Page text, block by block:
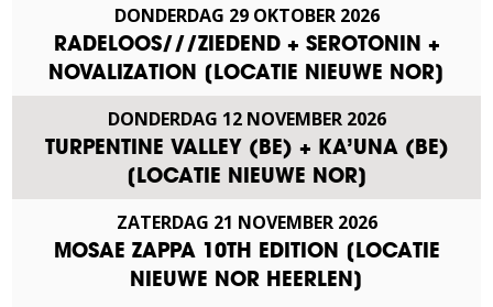
DONDERDAG 29 OKTOBER 2026
RADELOOS///ZIEDEND + SEROTONIN +
NOVALIZATION [LOCATIE NIEUWE NOR]
DONDERDAG 12 NOVEMBER 2026
TURPENTINE VALLEY (BE) + KA’UNA (BE)
[LOCATIE NIEUWE NOR]
ZATERDAG 21 NOVEMBER 2026
MOSAE ZAPPA 10TH EDITION [LOCATIE
NIEUWE NOR HEERLEN]